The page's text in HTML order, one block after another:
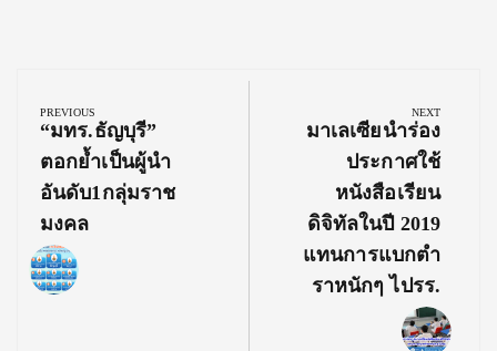
navigation
PREVIOUS
Previous
Post:
“มทร.ธัญบุรี”
ตอกย้ำเป็นผู้นำ
อันดับ1กลุ่มราช
มงคล
NEXT
Next
Post:
มาเลเซียนำร่อง
ประกาศใช้
หนังสือเรียน
ดิจิทัลในปี 2019
แทนการแบกตำ
ราหนักๆ ไปรร.